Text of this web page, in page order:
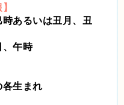
あるいは丑月、丑
、午時
生まれ